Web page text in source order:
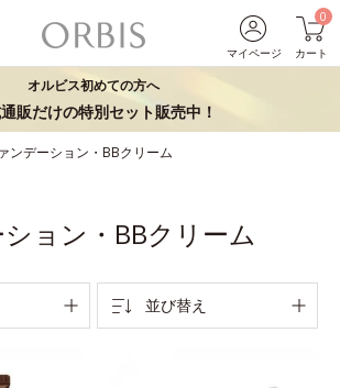
マイページ
0
カート
オルビス初めての方へ
販だけの特別セット販売中！
ンデーション・BBクリーム
ョン・BBクリーム
並び替え